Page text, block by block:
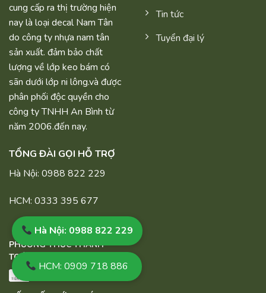
cung cấp ra thị trường hiện
nay là loại decal Nam Tân
do công ty nhựa nam tân
sản xuất. đảm bảo chất
lượng về lớp keo bám có
sãn dưới lớp ni lông.và được
phân phối độc quyền cho
công ty TNHH An Bình từ
năm 2006.đến nay.
TỔNG ĐÀI GỌI HỖ TRỢ
Hà Nội: 0988 822 229
HCM: 0333 395 677
Tin tức
Tuyển đại lý
PHƯƠNG THỨC THANH
TOÁN
Hà Nội: 0988 822 229
HCM: 0909 718 886